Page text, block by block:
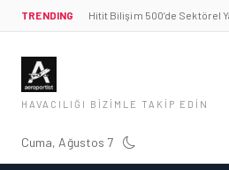
TRENDING Hitit Bilişim 500’de Sektörel
HAVACILIĞI BIZIMLE TAKIP EDIN
Cuma, Ağustos 7